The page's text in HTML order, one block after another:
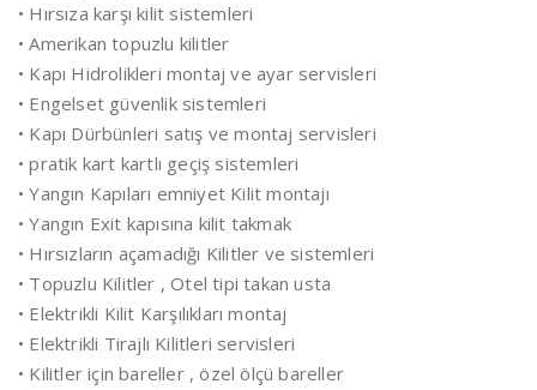
• Hırsıza karşı kilit sistemleri
• Amerikan topuzlu kilitler
• Kapı Hidrolikleri montaj ve ayar servisleri
• Engelset güvenlik sistemleri
• Kapı Dürbünleri satış ve montaj servisleri
• pratik kart kartlı geçiş sistemleri
• Yangın Kapıları emniyet Kilit montajı
• Yangın Exit kapısına kilit takmak
• Hırsızların açamadığı Kilitler ve sistemleri
• Topuzlu Kilitler , Otel tipi takan usta
• Elektrikli Kilit Karşılıkları montaj
• Elektrikli Tirajlı Kilitleri servisleri
• Kilitler için bareller , özel ölçü bareller